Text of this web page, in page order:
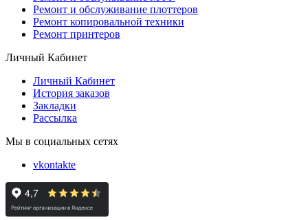
Ремонт и обслуживание плоттеров
Ремонт копировальной техники
Ремонт принтеров
Личный Кабинет
Личный Кабинет
История заказов
Закладки
Рассылка
Мы в социальных сетях
vkontakte